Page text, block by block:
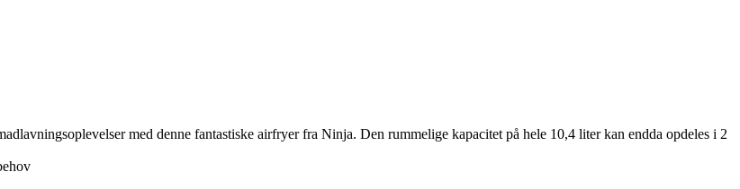
med denne fantastiske airfryer fra Ninja. Den rummelige kapacitet på hele 10,4 liter kan endda opdeles i 2